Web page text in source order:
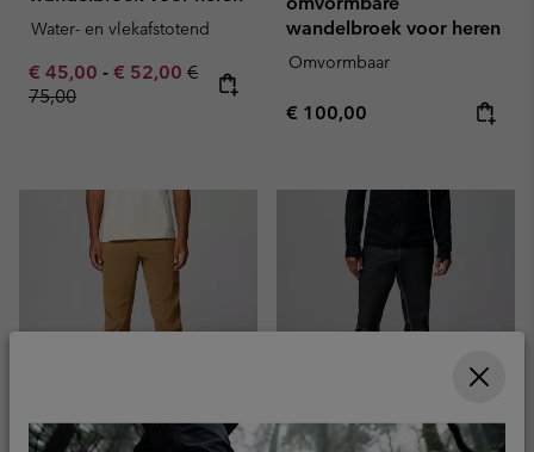
Water- en vlekafstotend
Minimum sale price:
€ 45,00 - Maximum sale price:
€ 52,00 Regular price:
€
75,00
wandelbroek voor heren
Omvormbaar
Regular price:
€ 100,00